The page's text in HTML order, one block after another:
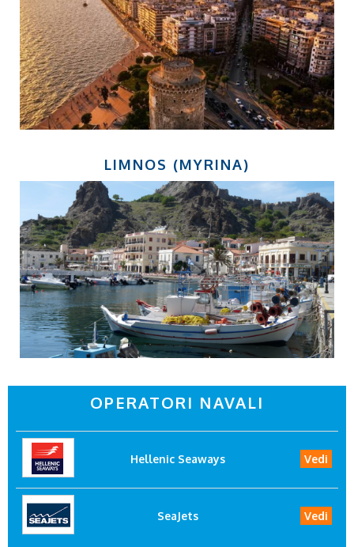
LIMNOS (MYRINA)
OPERATORI NAVALI
Hellenic Seaways Vedi
SeaJets Vedi